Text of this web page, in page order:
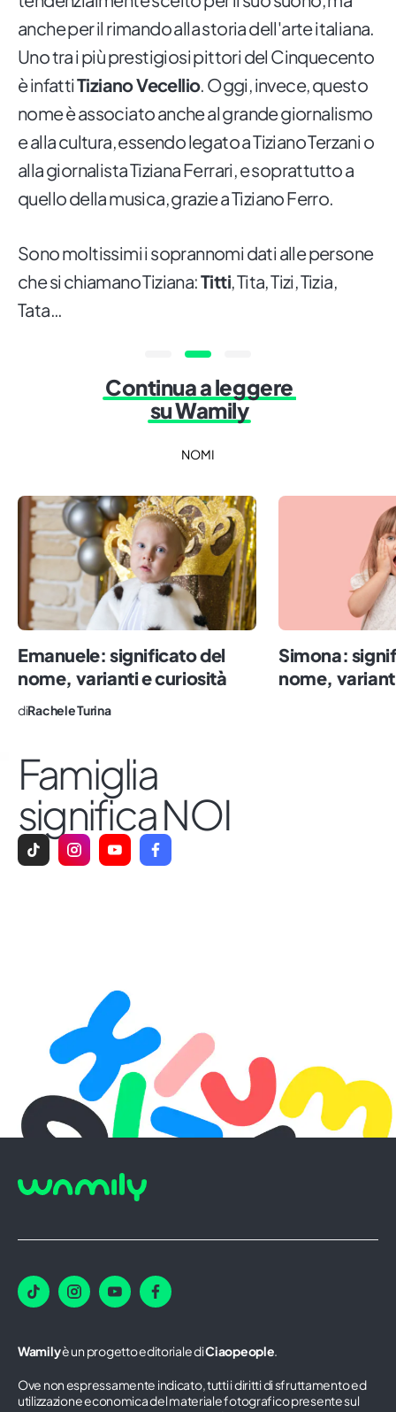
anche per il rimando alla storia dell'arte italiana.
Uno tra i più prestigiosi pittori del Cinquecento
è infattiTiziano Vecellio. Oggi, invece, questo
nome è associato anche al grande giornalismo
e alla cultura, essendo legato a Tiziano Terzani o
alla giornalista Tiziana Ferrari, e soprattutto a
quello della musica, grazie a Tiziano Ferro.
Sono moltissimi i soprannomi dati alle persone
che si chiamano Tiziana:Titti, Tita, Tizi, Tizia,
Tata…
Continua a leggere
su Wamily
NOMI
Emanuele: significato del
nome, varianti e curiosità
diRachele Turina
Simona:
nome,
Famiglia
significa NOI
Wamilyè un progetto editoriale diCiaopeople.
Ove non espressamente indicato, tutti i diritti di sfruttamento ed
utilizzazione economica del materiale fotografico presente sul